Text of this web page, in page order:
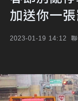
加送你一張
2023-01-19 14:12